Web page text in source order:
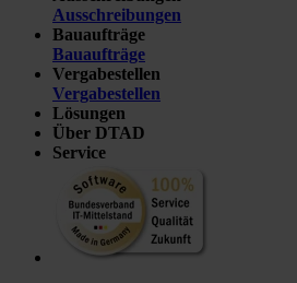
Ausschreibungen
Bauaufträge
Bauaufträge
Vergabestellen
Vergabestellen
Lösungen
Über DTAD
Service